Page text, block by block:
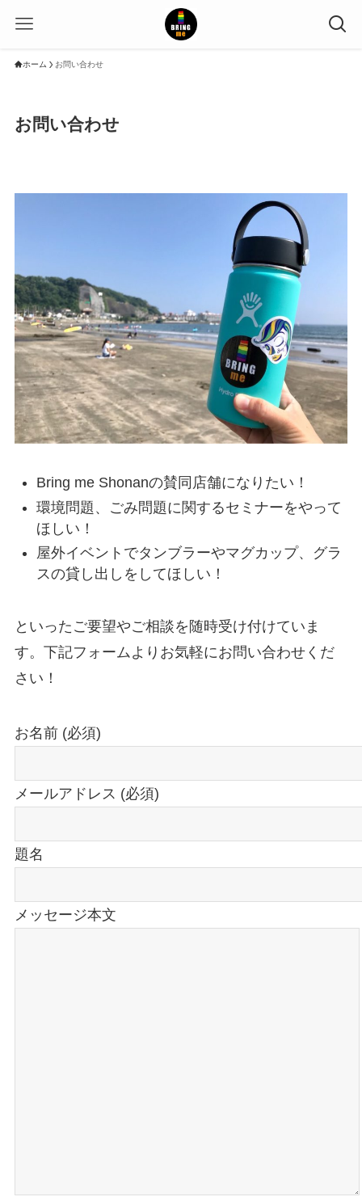
ホーム お問い合わせ
お問い合わせ
Bring me Shonanの賛同店舗になりたい！
環境問題、ごみ問題に関するセミナーをやって
ほしい！
屋外イベントでタンブラーやマグカップ、グラ
スの貸し出しをしてほしい！
といったご要望やご相談を随時受け付けていま
す。下記フォームよりお気軽にお問い合わせくだ
さい！
お名前 (必須)
メールアドレス (必須)
題名
メッセージ本文